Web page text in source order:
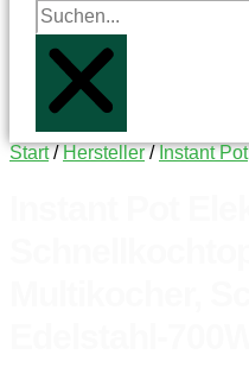
Start/Hersteller/Instant Pot